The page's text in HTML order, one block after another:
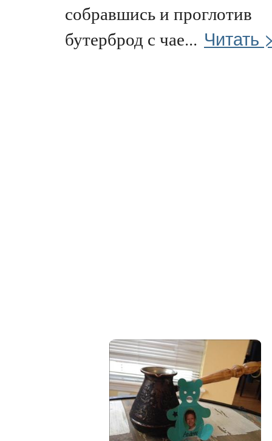
собравшись и проглотив
бутерброд с чае... Читать